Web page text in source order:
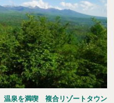
温泉を満喫 複合リゾートタウン
ン）